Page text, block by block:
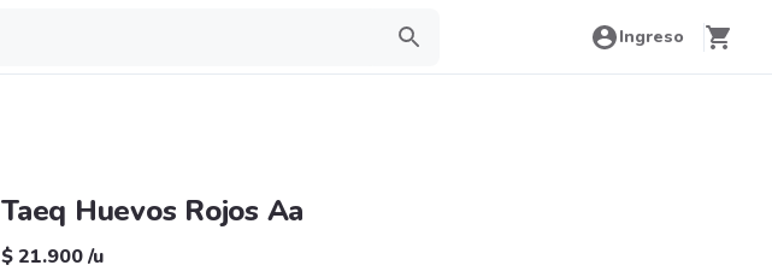
Ingreso
Taeq Huevos Rojos Aa
$ 21.900/u